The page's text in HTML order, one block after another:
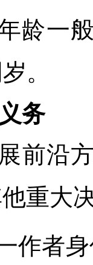
龄一
。
务
前沿
重大
作者